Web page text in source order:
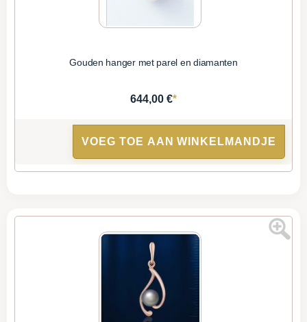
Gouden hanger met parel en diamanten
644,00 €*
VOEG TOE AAN WINKELMANDJE